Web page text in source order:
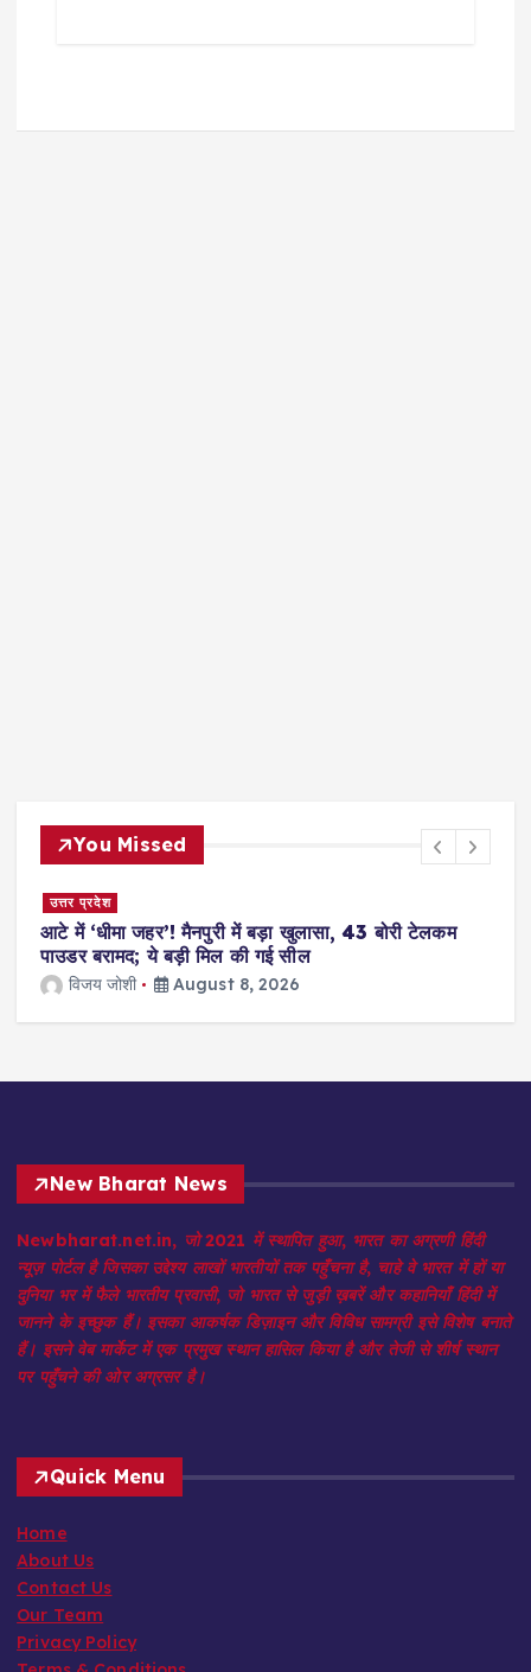
You Missed
टेलकम
2
हिमाचल में बड़ा हादसा, यात्रियों से
पलटने से 8 लोगों की मौत, कई घायल
New Bharat News
Newbharat.net.in, जो 2021 में स्थापित हुआ, भारत का अग्रणी हिंदी
न्यूज़ पोर्टल है जिसका उद्देश्य लाखों भारतीयों तक पहुँचना है, चाहे वे भारत में हों या
दुनिया भर में फैले भारतीय प्रवासी, जो भारत से जुड़ी ख़बरें और कहानियाँ हिंदी में
जानने के इच्छुक हैं। इसका आकर्षक डिज़ाइन और विविध सामग्री इसे विशेष बनाते
हैं। इसने वेब मार्केट में एक प्रमुख स्थान हासिल किया है और तेजी से शीर्ष स्थान
पर पहुँचने की ओर अग्रसर है।
Quick Menu
Home
About Us
Contact Us
Our Team
Privacy Policy